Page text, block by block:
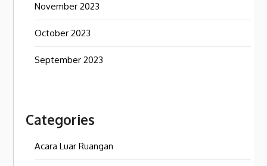
November 2023
October 2023
September 2023
Categories
Acara Luar Ruangan